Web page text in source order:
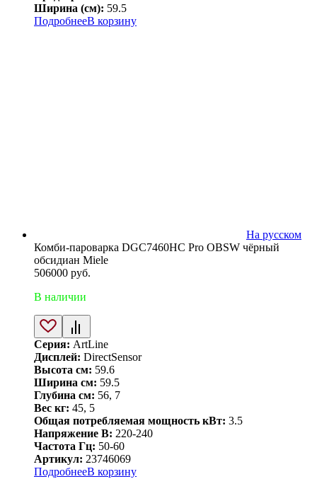
Ширина (см): 59.5
ПодробнееВ корзину
На русском
Комби-пароварка DGC7460HC Pro OBSW чёрный
обсидиан Miele
506000 руб.
В наличии
Серия: ArtLine
Дисплей: DirectSensor
Высота см: 59.6
Ширина см: 59.5
Глубина см: 56, 7
Вес кг: 45, 5
Общая потребляемая мощность кВт: 3.5
Напряжение В: 220-240
Частота Гц: 50-60
Артикул: 23746069
ПодробнееВ корзину